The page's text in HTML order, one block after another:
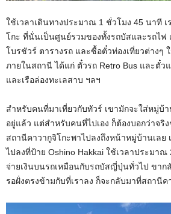
ใช้เวลาเดินทางประมาณ 1 ชั่วโมง 45 นาที เ
โกะ ที่นั่นเป็นศูนย์รวมของทั้งรถบัสและรถไฟ
โบรชัวร์ ตารางรถ และซื้อตั๋วท่องเที่ยวต่างๆ
ภายในสถานี ได้แก่ ตั๋วรถ Retro Bus และตั๋ว
และเรือล่องทะเลสาบ ฯลฯ
สำหรับคนที่มาเที่ยวกับทัวร์ เขามักจะใส่หมู่บ้
อยู่แล้ว แต่สำหรับคนที่ไปเอง ก็ต้องบอกว่าจริ
สถานีคาวากูจิโกะพาไปลงถึงหน้าหมู่บ้านเลย
ไปลงที่ป้าย Oshino Hakkai ใช้เวลาประมาณ
จ่ายเงินบนรถเหมือนกับรถบัสญี่ปุ่นทั่วไป ขา
รอฝั่งตรงข้ามกับที่เราลง ก็จะกลับมาที่สถานีค